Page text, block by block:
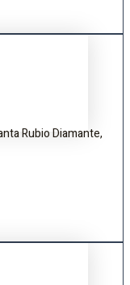
Rubio Diamante,